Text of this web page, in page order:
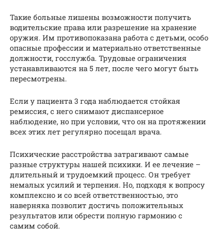
Такие больные лишены возможности получить
водительские права или разрешение на хранение
оружия. Им противопоказана работа с детьми, особо
опасные профессии и материально ответственные
должности, госслужба. Трудовые ограничения
устанавливаются на 5 лет, после чего могут быть
пересмотрены.
Если у пациента 3 года наблюдается стойкая
ремиссия, с него снимают диспансерное
наблюдение, но при условии, что он на протяжении
всех этих лет регулярно посещал врача.
Психические расстройства затрагивают самые
разные структуры нашей психики. И ее лечение –
длительный и трудоемкий процесс. Он требует
немалых усилий и терпения. Но, подходя к вопросу
комплексно и со всей ответственностью, это
наверняка позволит достичь положительных
результатов или обрести полную гармонию с
самим собой.